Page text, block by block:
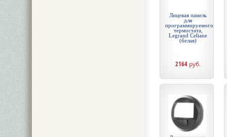
Лицевая панель
для
программируемого
термостата,
Legrand Celiane
(белая)
2164 руб.